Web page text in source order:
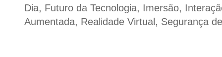
Dia, Futuro da Tecnologia, Imersão,
Aumentada, Realidade Virtual , Segurança